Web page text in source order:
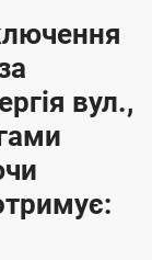
вул.,